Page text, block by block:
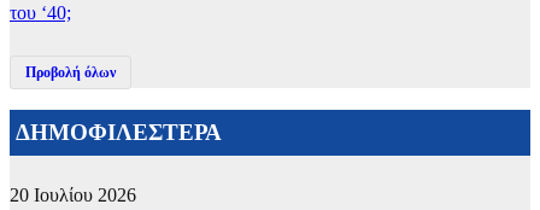
του ‘40;
Προβολή όλων
ΔΗΜΟΦΙΛΕΣΤΕΡΑ
20 Ιουλίου 2026